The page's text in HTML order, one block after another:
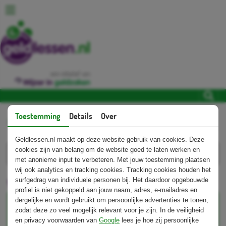
Home Over ons Week van het geld
Week van het geld
Zet het alvast in je agenda!
Toestemming Details Over
Geldlessen.nl maakt op deze website gebruik van cookies. Deze
cookies zijn van belang om de website goed te laten werken en
met anonieme input te verbeteren. Met jouw toestemming plaatsen
wij ook analytics en tracking cookies. Tracking cookies houden het
surfgedrag van individuele personen bij. Het daardoor opgebouwde
profiel is niet gekoppeld aan jouw naam, adres, e-mailadres en
dergelijke en wordt gebruikt om persoonlijke advertenties te tonen,
zodat deze zo veel mogelijk relevant voor je zijn. In de veiligheid
en privacy voorwaarden van Google lees je hoe zij persoonlijke